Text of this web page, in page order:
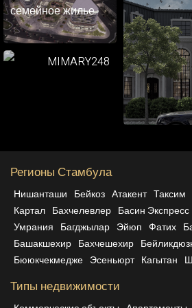
семейное жилье
MIMARY248
Регионы Стамбула
Нишанташи Бейкоз Атакент Таксим
Картал Бахчелевлер Басин Экспресс
Умрания Багджылар Эйюп Фатих
Башакшехир Бахчешехир
Бююкчекмедже Эсеньюрт Кагытан
Типы недвижимости